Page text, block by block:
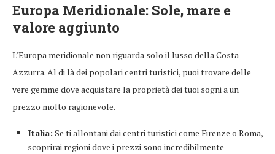
Europa Meridionale: Sole, mare e
valore aggiunto
L’Europa meridionale non riguarda solo il lusso della Costa
Azzurra. Al di là dei popolari centri turistici, puoi trovare delle
vere gemme dove acquistare la proprietà dei tuoi sogni a un
prezzo molto ragionevole.
Italia: Se ti allontani dai centri turistici come Firenze o Roma,
scoprirai regioni dove i prezzi sono incredibilmente